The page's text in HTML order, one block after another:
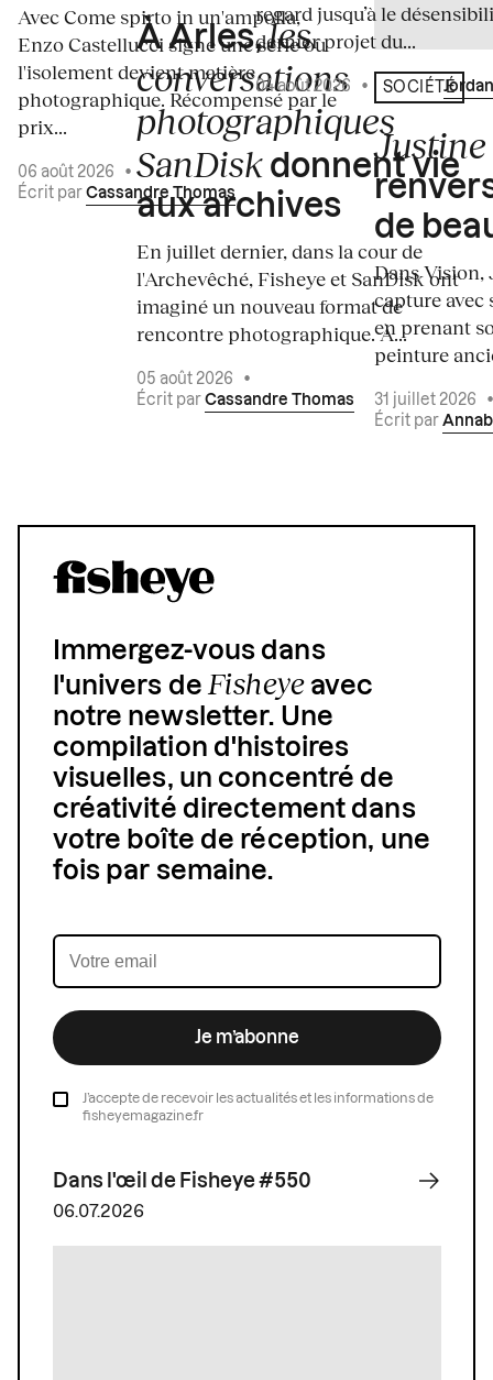
Avec Come spirto in un'ampolla,
Enzo Castellucci signe une série où
l'isolement devient matière
photographique. Récompensé par le
prix...
06 août 2026
•
Écrit par Cassandre Thomas
À Arles,les
conversations
photographiques
SanDisk donnent vie
aux archives
En juillet dernier, dans la cour de
l'Archevêché, Fisheye et SanDisk ont
imaginé un nouveau format de
rencontre photographique. À...
05 août 2026
•
Écrit par Cassandre Thomas
regard jusqu’à le
dernier projet du...
04 août 2026 • Écrit par
SOCIÉTÉ
de
Dans
capture avec
en prenant
peinture
31 juillet 2026
Écrit par
Immergez-vous dans
l'univers deFisheyeavec
notre newsletter. Une
compilation d'histoires
visuelles, un concentré de
créativité directement dans
votre boîte de réception, une
fois par semaine.
Je m’abonne
J’accepte de recevoir les actualités et les informations de
fisheyemagazine.fr
Dans l'œil de Fisheye #550
06.07.2026